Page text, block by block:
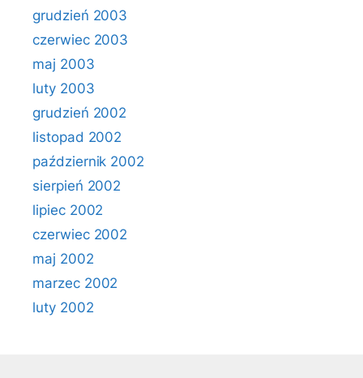
grudzień 2003
czerwiec 2003
maj 2003
luty 2003
grudzień 2002
listopad 2002
październik 2002
sierpień 2002
lipiec 2002
czerwiec 2002
maj 2002
marzec 2002
luty 2002